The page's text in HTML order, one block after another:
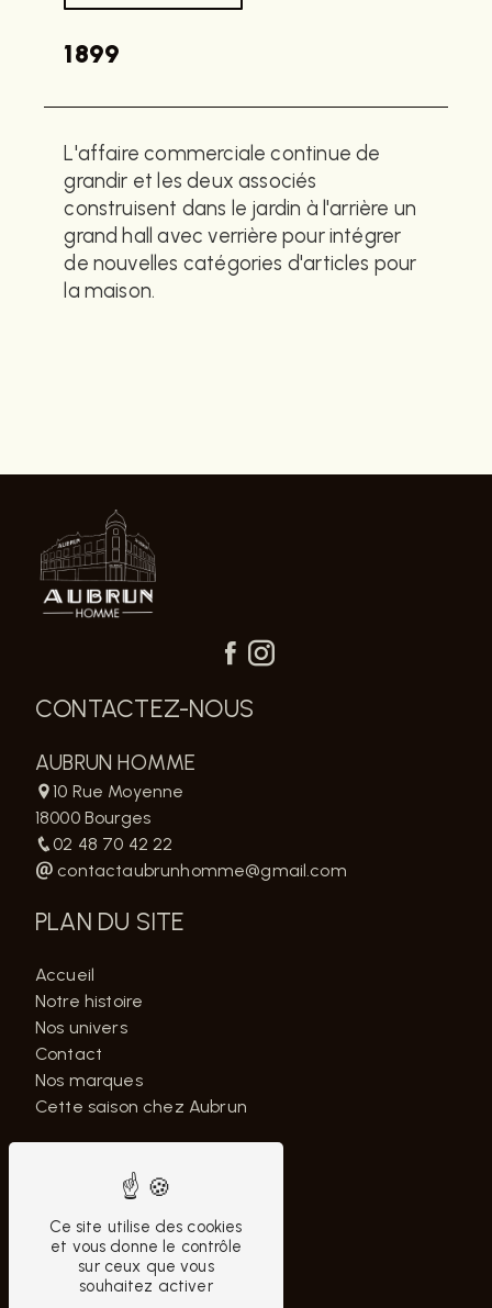
1899
L'affaire commerciale continue de
grandir et les deux associés
construisent dans le jardin à l'arrière un
grand hall avec verrière pour intégrer
de nouvelles catégories d'articles pour
la maison.
CONTACTEZ-NOUS
AUBRUN HOMME
10 Rue Moyenne
18000 Bourges
02 48 70 42 22
contactaubrunhomme@gmail.com
PLAN DU SITE
Accueil
Notre histoire
Nos univers
Contact
Nos marques
Cette saison chez Aubrun
Marque Levi's
Pantalon homme
Marque Lacoste
Ce site utilise des cookies
et vous donne le contrôle
sur ceux que vous
souhaitez activer